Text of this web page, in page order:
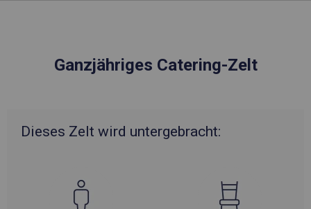
Ganzjähriges Catering-Zelt
Dieses Zelt wird untergebracht: